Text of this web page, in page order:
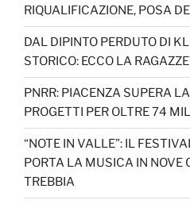
RIQUALIFICAZIONE, POSA
DAL DIPINTO PERDUTO DI
STORICO: ECCO LA
PNRR: PIACENZA SUPERA
PROGETTI PER OLTRE 74
“NOTE IN VALLE”: IL
PORTA LA MUSICA IN NOVE
TREBBIA